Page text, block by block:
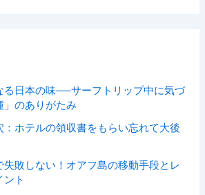
る日本の味──サーフトリップ中に気づ
」のありがたみ
ホテルの領収書をもらい忘れて大後
敗しない！オアフ島の移動手段とレ
ント